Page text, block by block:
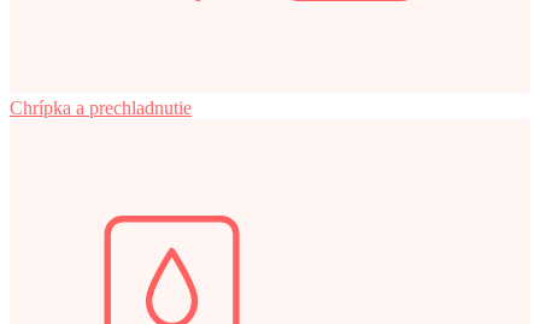
Chrípka a prechladnutie